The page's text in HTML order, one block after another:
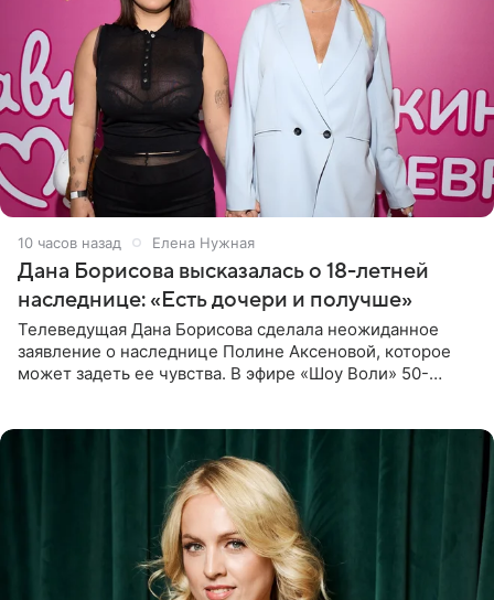
10 часов назад Елена Нужная
Дана Борисова высказалась о 18-летней
наследнице: «Есть дочери и получше»
Телеведущая Дана Борисова сделала неожиданное
заявление о наследнице Полине Аксеновой, которое
может задеть ее чувства. В эфире «Шоу Воли» 50-